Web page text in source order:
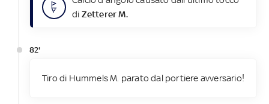
di Zetterer M.
82'
Tiro di Hummels M. parato dal portiere avversario!